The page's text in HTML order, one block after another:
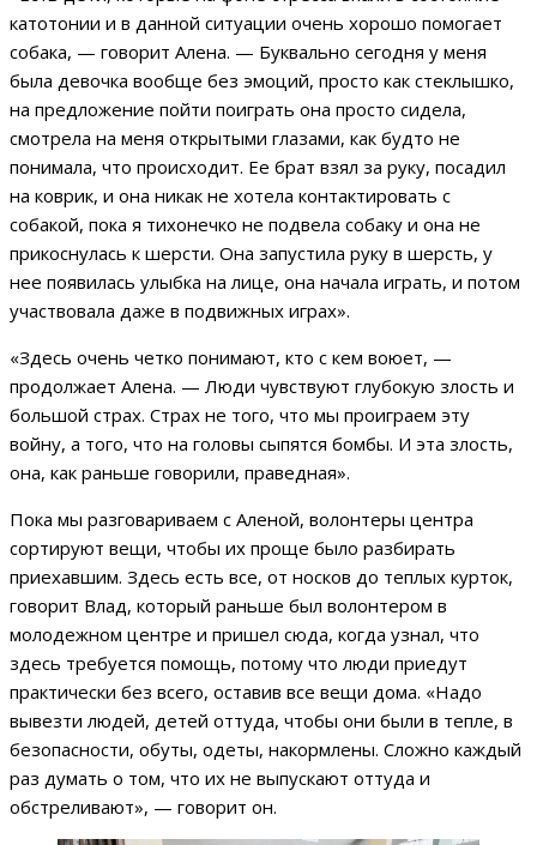
катотонии и в данной ситуации очень хорошо помогает
собака, — говорит Алена. — Буквально сегодня у меня
была девочка вообще без эмоций, просто как стеклышко,
на предложение пойти поиграть она просто сидела,
смотрела на меня открытыми глазами, как будто не
понимала, что происходит. Ее брат взял за руку, посадил
на коврик, и она никак не хотела контактировать с
собакой, пока я тихонечко не подвела собаку и она не
прикоснулась к шерсти. Она запустила руку в шерсть, у
нее появилась улыбка на лице, она начала играть, и потом
участвовала даже в подвижных играх».
«Здесь очень четко понимают, кто с кем воюет, —
продолжает Алена. — Люди чувствуют глубокую злость и
большой страх. Страх не того, что мы проиграем эту
войну, а того, что на головы сыпятся бомбы. И эта злость,
она, как раньше говорили, праведная».
Пока мы разговариваем с Аленой, волонтеры центра
сортируют вещи, чтобы их проще было разбирать
приехавшим. Здесь есть все, от носков до теплых курток,
говорит Влад, который раньше был волонтером в
молодежном центре и пришел сюда, когда узнал, что
здесь требуется помощь, потому что люди приедут
практически без всего, оставив все вещи дома. «Надо
вывезти людей, детей оттуда, чтобы они были в тепле, в
безопасности, обуты, одеты, накормлены. Сложно каждый
раз думать о том, что их не выпускают оттуда и
обстреливают», — говорит он.